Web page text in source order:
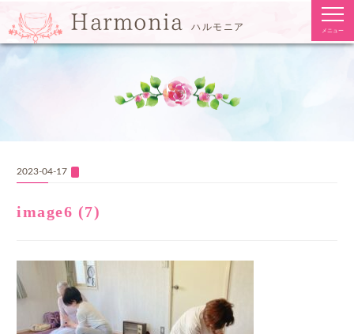
Harmonia ハルモニア メニュー
2023-04-17
image6 (7)